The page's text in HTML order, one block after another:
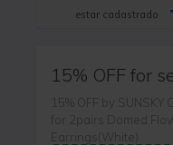
estar cadastrado
15% OFF for
15% OFF by SUNSKY
for 2pairs Domed
Earrings(White)